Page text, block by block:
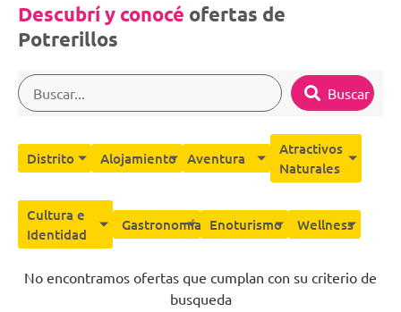
Descubrí y conocé ofertas de
Potrerillos
Buscar
Distrito Alojamiento Aventura
Atractivos
Naturales
Cultura e
Identidad
Gastronomía Enoturismo Wellness
No encontramos ofertas que cumplan con su criterio de
busqueda